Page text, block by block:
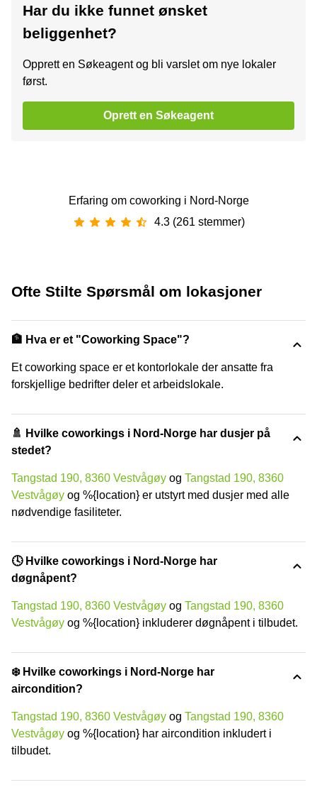
Har du ikke funnet ønsket
beliggenhet?
Opprett en Søkeagent og bli varslet om nye lokaler
først.
Oprett en Søkeagent
Erfaring om coworking i Nord-Norge
4.3 (261 stemmer)
Ofte Stilte Spørsmål om lokasjoner
🏦 Hva er et "Coworking Space"?
Et coworking space er et kontorlokale der ansatte fra
forskjellige bedrifter deler et arbeidslokale.
🚿 Hvilke coworkings i Nord-Norge har dusjer på
stedet?
Tangstad 190, 8360 Vestvågøy og Tangstad 190, 8360
Vestvågøy og %{location} er utstyrt med dusjer med alle
nødvendige fasiliteter.
🕓 Hvilke coworkings i Nord-Norge har
døgnåpent?
Tangstad 190, 8360 Vestvågøy og Tangstad 190, 8360
Vestvågøy og %{location} inkluderer døgnåpent i tilbudet.
❄️ Hvilke coworkings i Nord-Norge har
aircondition?
Tangstad 190, 8360 Vestvågøy og Tangstad 190, 8360
Vestvågøy og %{location} har aircondition inkludert i
tilbudet.